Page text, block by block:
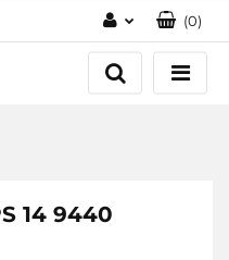
Zaloguj się
(0)
14 9440